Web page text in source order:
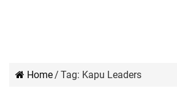
Home/ Tag: Kapu Leaders